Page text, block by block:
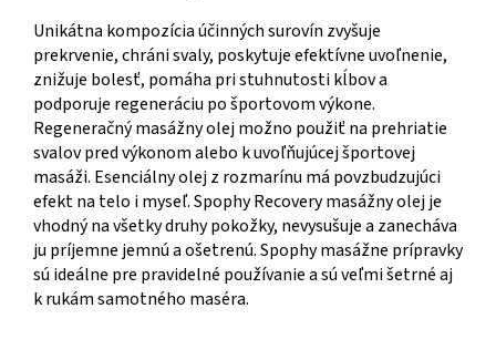
Unikátna kompozícia účinných surovín zvyšuje
prekrvenie, chráni svaly, poskytuje efektívne uvoľnenie,
znižuje bolesť, pomáha pri stuhnutosti kĺbov a
podporuje regeneráciu po športovom výkone.
Regeneračný masážny olej možno použiť na prehriatie
svalov pred výkonom alebo k uvoľňujúcej športovej
masáži. Esenciálny olej z rozmarínu má povzbudzujúci
efekt na telo i myseľ. Spophy Recovery masážny olej je
vhodný na všetky druhy pokožky, nevysušuje a zanecháva
ju príjemne jemnú a ošetrenú. Spophy masážne prípravky
sú ideálne pre pravidelné používanie a sú veľmi šetrné aj
k rukám samotného maséra.